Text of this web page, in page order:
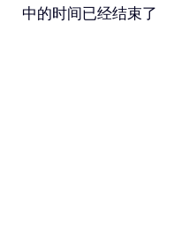
中的时间已经结束了